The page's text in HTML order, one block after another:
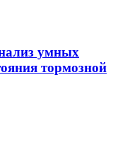
умных
тормозной